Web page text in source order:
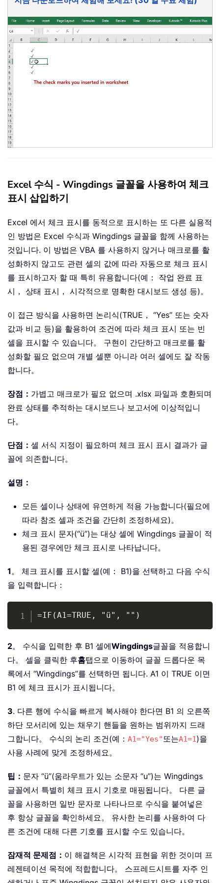
Excel 수식 - Wingdings 글꼴을 사용하여 체크
표시 삽입하기
Excel 에서 체크 표시를 동적으로 표시하는 또 다른 실용적
인 방법은 Excel 수식과 Wingdings 글꼴을 함께 사용하는
것입니다. 이 방법은 VBA 를 사용하지 않거나 매크로를 활
성화하지 않고도 관련 셀의 값에 따라 자동으로 체크 표시
를 표시하고자 할 때 특히 유용합니다(예： 작업 완료 표
시， 상태 표시， 시각적으로 명확한 대시보드 생성 등)。
이 접근 방식을 사용하면 논리식(TRUE， “Yes” 또는 숫자
값과 비교 등)을 활용하여 조건에 따라 체크 표시 또는 빈
셀을 표시할 수 있습니다。 구현이 간단하고 매크로를 활
성화할 필요 없으며 개별 셀뿐 아니라 여러 셀에도 잘 작동
합니다。
장점： 가볍고 매크로가 필요 없으며 .xlsx 파일과 호환되며
완료 상태를 추적하는 대시보드나 보고서에 이상적입니
다。
단점： 셀 서식 지정이 필요하며 체크 표시 표시 결과가 글
꼴에 의존합니다。
설명：
모든 셀이나 상태에 유연하게 적용 가능합니다(필요에
따라 참조 셀과 조건을 간단히 조정하세요)。
체크 표시 문자(“ü”)는 대상 셀에 Wingdings 글꼴이 적
용된 경우에만 체크 표시로 나타납니다。
1 。 체크 표시를 표시할 셀(예： B1)을 선택하고 다음 수식
을 입력합니다：
=IF(A1=TRUE, "ü", "")
2。 수식을 입력한 후 B1 셀에Wingdings글꼴을 적용합니
다。 셀을 클릭한 후홈탭으로 이동하여 글꼴 드롭다운 목
록에서 “Wingdings”를 선택하면 됩니다. A1 이 TRUE 이면
B1 에 체크 표시가 표시됩니다。
3. 다른 행에 수식을 빠르게 복사해야 한다면 B1 의 오른쪽
하단 모서리에 있는 채우기 핸들을 원하는 범위까지 드래
그합니다。 수식의 논리 조건(예： A1="Yes" 또는A1=1)을
사용 사례에 맞게 조정하세요。
팁： 문자 “ü”(움라우트가 있는 소문자 “u”)는 Wingdings
글꼴에서 특별히 체크 표시 기호로 매핑됩니다。 다른 글
꼴을 사용하면 일반 문자로 나타나므로 수식을 붙여넣은
후 항상 글꼴을 확인하세요。 유사한 논리를 사용하여 다
른 조건에 대해 다른 기호를 표시할 수도 있습니다。
잠재적 문제점： 이 해결책은 시각적 표현을 위한 것이며 프
레젠테이션 목적에 적합합니다。 스프레드시트를 자주 인